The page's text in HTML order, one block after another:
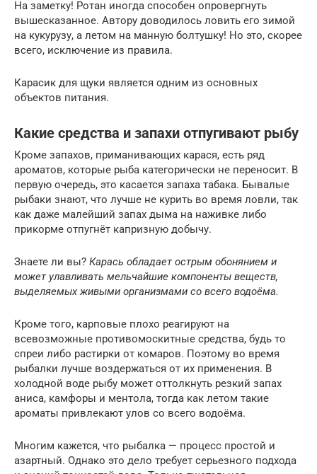
На заметку! Ротан иногда способен опровергнуть
вышесказанное. Автору доводилось ловить его зимой
на кукурузу, а летом на манную болтушку! Но это, скорее
всего, исключение из правила.
Карасик для щуки является одним из основных
объектов питания.
Какие средства и запахи отпугивают рыбу
Кроме запахов, приманивающих карася, есть ряд
ароматов, которые рыба категорически не переносит. В
первую очередь, это касается запаха табака. Бывалые
рыбаки знают, что лучше не курить во время ловли, так
как даже малейший запах дыма на наживке либо
прикорме отпугнёт капризную добычу.
Знаете ли вы? Карась обладает острым обонянием и
может улавливать мельчайшие компоненты веществ,
выделяемых живыми организмами со всего водоёма.
Кроме того, карповые плохо реагируют на
всевозможные противомоскитные средства, будь то
спреи либо растирки от комаров. Поэтому во время
рыбалки лучше воздержаться от их применения. В
холодной воде рыбу может оттолкнуть резкий запах
аниса, камфоры и ментола, тогда как летом такие
ароматы привлекают улов со всего водоёма.
Многим кажется, что рыбалка — процесс простой и
азартный. Однако это дело требует серьезного подхода